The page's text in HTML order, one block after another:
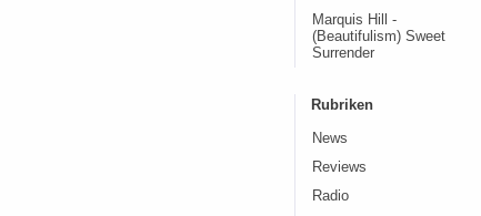
Marquis Hill -
(Beautifulism) Sweet
Surrender
Rubriken
News
Reviews
Radio